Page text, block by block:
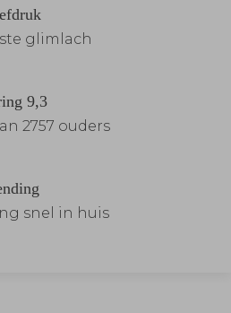
glimlach
9,3
2757 ouders
snel in huis